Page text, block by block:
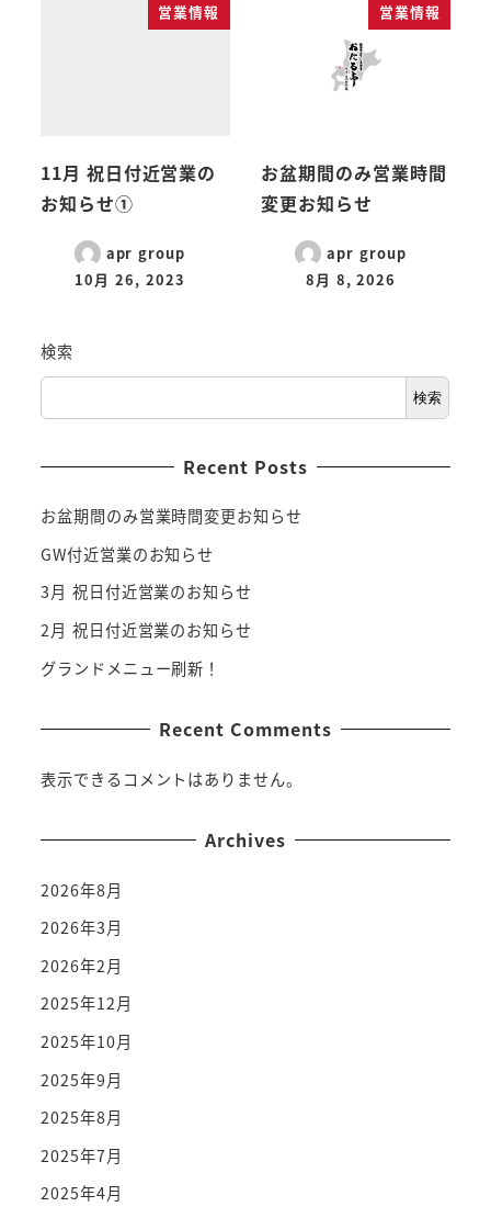
営業情報
11月 祝日付近営業の
お知らせ①
apr group
10月 26, 2023
営業情報
お盆期間のみ営業時間
変更お知らせ
apr group
8月 8, 2026
検索
検索
Recent Posts
お盆期間のみ営業時間変更お知らせ
GW付近営業のお知らせ
3月 祝日付近営業のお知らせ
2月 祝日付近営業のお知らせ
グランドメニュー刷新！
Recent Comments
表示できるコメントはありません。
Archives
2026年8月
2026年3月
2026年2月
2025年12月
2025年10月
2025年9月
2025年8月
2025年7月
2025年4月